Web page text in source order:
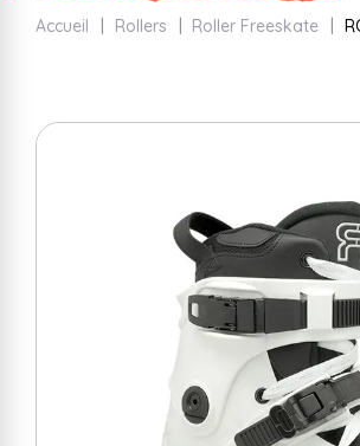
Accueil Rollers Roller Freeskate